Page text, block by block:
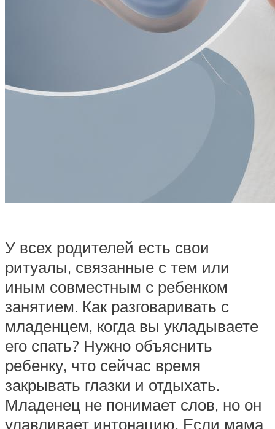
У всех родителей есть свои
ритуалы, связанные с тем или
иным совместным с ребенком
занятием. Как разговаривать с
младенцем, когда вы укладываете
его спать? Нужно объяснить
ребенку, что сейчас время
закрывать глазки и отдыхать.
Младенец не понимает слов, но он
улавливает интонацию. Если мама